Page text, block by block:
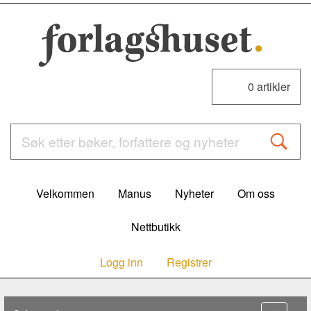
0 artikler
Velkommen Manus Nyheter Om oss
Nettbutikk
Logg inn Registrer